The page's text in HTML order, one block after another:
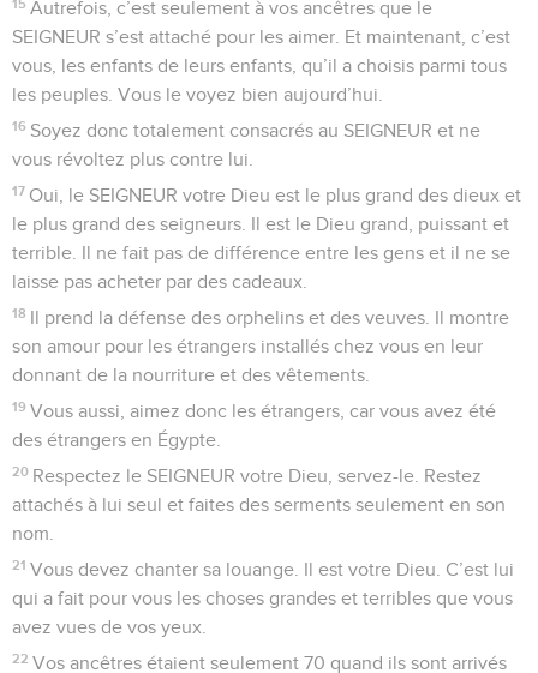
15 Autrefois, c’est seulement à vos ancêtres que le
SEIGNEUR s’est attaché pour les aimer. Et maintenant, c’est
vous, les enfants de leurs enfants, qu’il a choisis parmi tous
les peuples. Vous le voyez bien aujourd’hui.
16 Soyez donc totalement consacrés au SEIGNEUR et ne
vous révoltez plus contre lui.
17 Oui, le SEIGNEUR votre Dieu est le plus grand des dieux et
le plus grand des seigneurs. Il est le Dieu grand, puissant et
terrible. Il ne fait pas de différence entre les gens et il ne se
laisse pas acheter par des cadeaux.
18 Il prend la défense des orphelins et des veuves. Il montre
son amour pour les étrangers installés chez vous en leur
donnant de la nourriture et des vêtements.
19 Vous aussi, aimez donc les étrangers, car vous avez été
des étrangers en Égypte.
20 Respectez le SEIGNEUR votre Dieu, servez-le. Restez
attachés à lui seul et faites des serments seulement en son
nom.
21 Vous devez chanter sa louange. Il est votre Dieu. C’est lui
qui a fait pour vous les choses grandes et terribles que vous
avez vues de vos yeux.
22 Vos ancêtres étaient seulement 70 quand ils sont arrivés